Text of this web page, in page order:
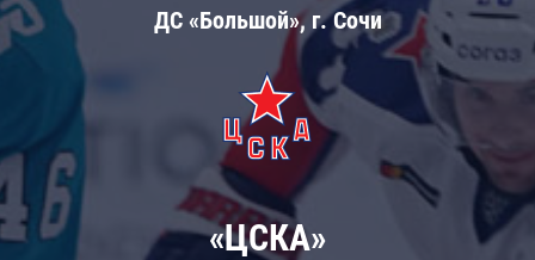
ДС «Большой», г. Сочи
«ЦСКА»